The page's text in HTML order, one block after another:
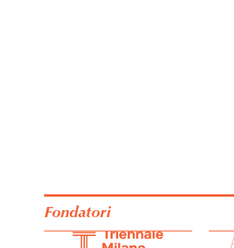
Fondatori